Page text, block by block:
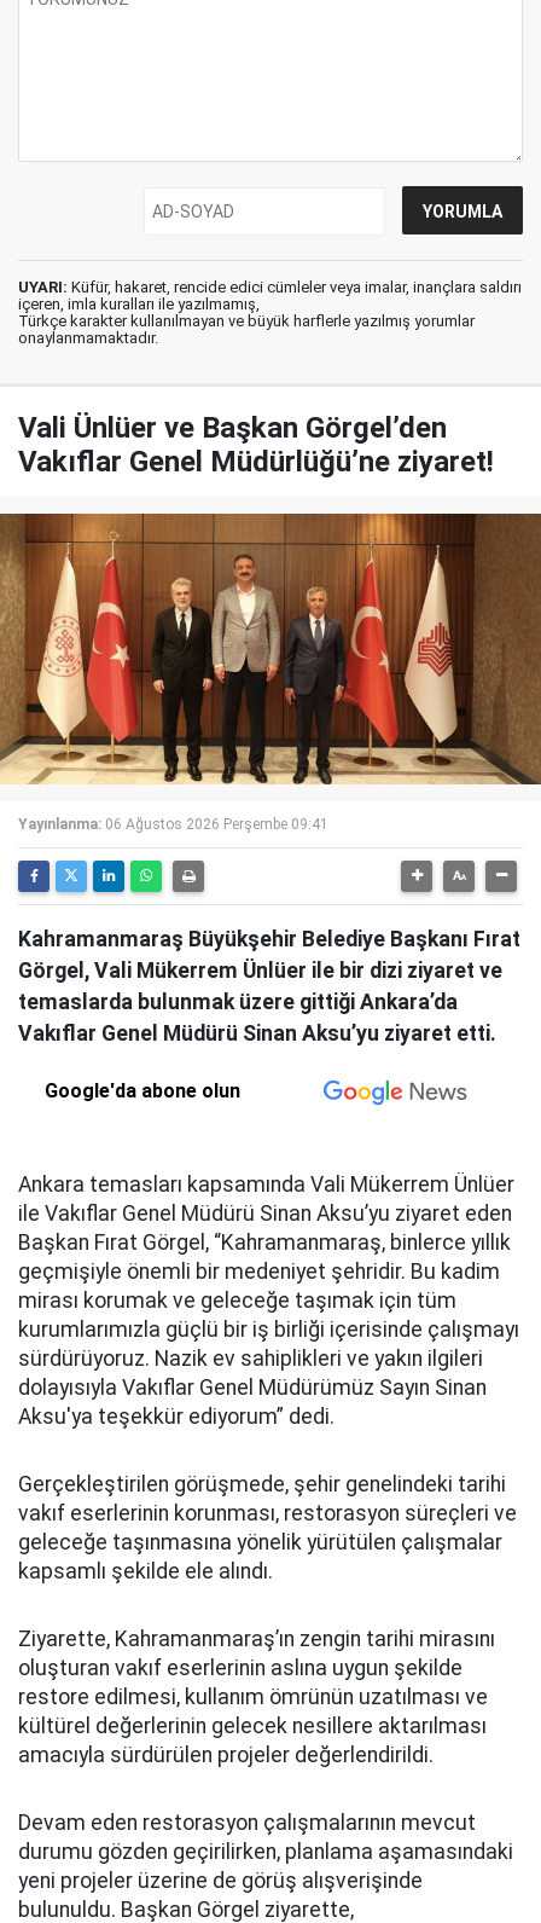
UYARI: Küfür, hakaret, rencide edici cümleler veya imalar, inançlara saldırı
içeren, imla kuralları ile yazılmamış,
Türkçe karakter kullanılmayan ve büyük harflerle yazılmış yorumlar
onaylanmamaktadır.
Vali Ünlüer ve Başkan Görgel’den
Vakıflar Genel Müdürlüğü’ne ziyaret!
Yayınlanma: 06 Ağustos 2026 Perşembe 09:41
Kahramanmaraş Büyükşehir Belediye Başkanı Fırat
Görgel, Vali Mükerrem Ünlüer ile bir dizi ziyaret ve
temaslarda bulunmak üzere gittiği Ankara’da
Vakıflar Genel Müdürü Sinan Aksu’yu ziyaret etti.
Google'da abone olun
Ankara temasları kapsamında Vali Mükerrem Ünlüer
ile Vakıflar Genel Müdürü Sinan Aksu’yu ziyaret eden
Başkan Fırat Görgel, “Kahramanmaraş, binlerce yıllık
geçmişiyle önemli bir medeniyet şehridir. Bu kadim
mirası korumak ve geleceğe taşımak için tüm
kurumlarımızla güçlü bir iş birliği içerisinde çalışmayı
sürdürüyoruz. Nazik ev sahiplikleri ve yakın ilgileri
dolayısıyla Vakıflar Genel Müdürümüz Sayın Sinan
Aksu'ya teşekkür ediyorum” dedi.
Gerçekleştirilen görüşmede, şehir genelindeki tarihi
vakıf eserlerinin korunması, restorasyon süreçleri ve
geleceğe taşınmasına yönelik yürütülen çalışmalar
kapsamlı şekilde ele alındı.
Ziyarette, Kahramanmaraş’ın zengin tarihi mirasını
oluşturan vakıf eserlerinin aslına uygun şekilde
restore edilmesi, kullanım ömrünün uzatılması ve
kültürel değerlerinin gelecek nesillere aktarılması
amacıyla sürdürülen projeler değerlendirildi.
Devam eden restorasyon çalışmalarının mevcut
durumu gözden geçirilirken, planlama aşamasındaki
yeni projeler üzerine de görüş alışverişinde
bulunuldu. Başkan Görgel ziyarette,